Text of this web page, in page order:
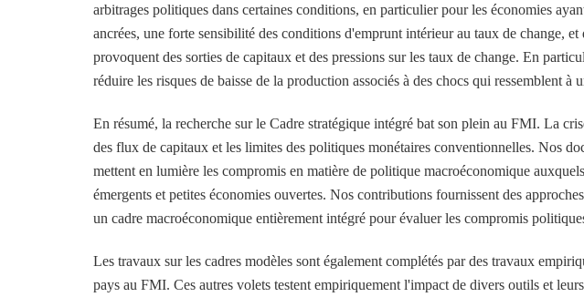
arbitrages politiques dans certaines conditions, en particulier pour les économies
ancrées, une forte sensibilité des conditions d'emprunt intérieur au taux de change,
provoquent des sorties de capitaux et des pressions sur les taux de change. En
réduire les risques de baisse de la production associés à des chocs qui ressemblent à
En résumé, la recherche sur le Cadre stratégique intégré bat son plein au FMI. La
des flux de capitaux et les limites des politiques monétaires conventionnelles. Nos
mettent en lumière les compromis en matière de politique macroéconomique
émergents et petites économies ouvertes. Nos contributions fournissent des
un cadre macroéconomique entièrement intégré pour évaluer les compromis
Les travaux sur les cadres modèles sont également complétés par des travaux
pays au FMI. Ces autres volets testent empiriquement l'impact de divers outils et